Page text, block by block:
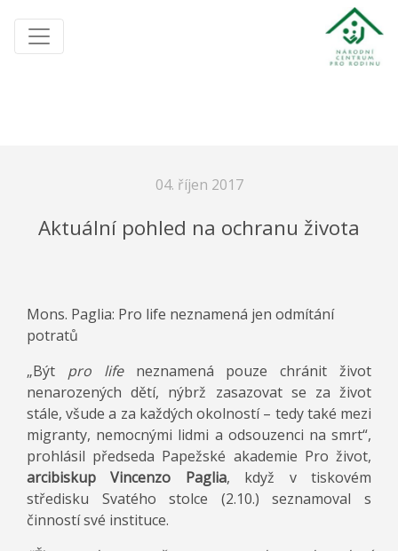
04. říjen 2017
Aktuální pohled na ochranu života
Mons. Paglia: Pro life neznamená jen odmítání
potratů
„Být pro lifeneznamená pouze chránit život
nenarozených dětí, nýbrž zasazovat se za život
stále, všude a za každých okolností – tedy také mezi
migranty, nemocnými lidmi a odsouzenci na smrt“,
prohlásil předseda Papežské akademie Pro život,
arcibiskup Vincenzo Paglia, když v tiskovém
středisku Svatého stolce (2.10.) seznamoval s
činností své instituce.